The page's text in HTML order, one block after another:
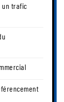
un trafic